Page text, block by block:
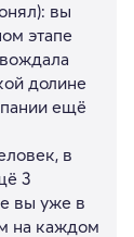
вы
этапе
долине
ещё
в
3
вы уже в
на каждом